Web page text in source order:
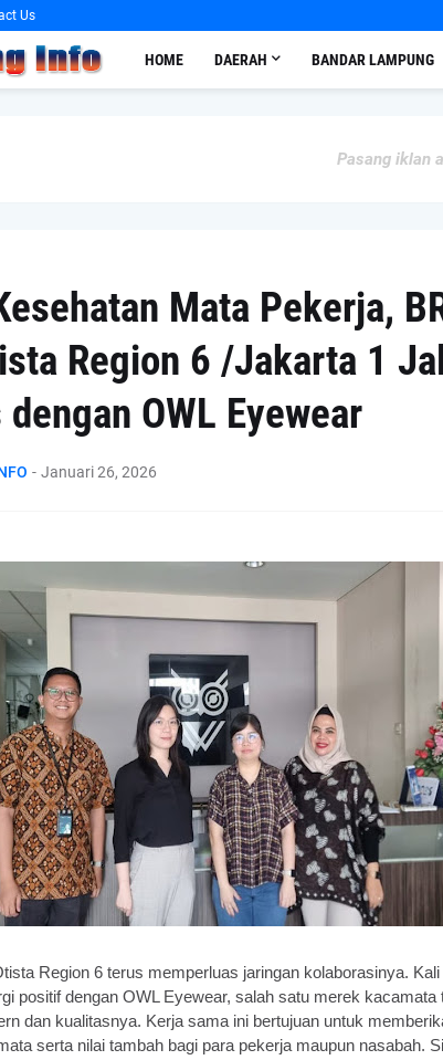
Us
HOME DAERAH BANDAR LAMPUNG
Pasang iklan
Mata Pekerja,
Region 6 /Jakarta 1
OWL Eyewear
- Januari 26, 2026
Region 6 terus memperluas jaringan kolaborasinya.
positif dengan OWL Eyewear, salah satu merek kacamata
dan kualitasnya. Kerja sama ini bertujuan untuk
serta nilai tambah bagi para pekerja maupun nasabah.